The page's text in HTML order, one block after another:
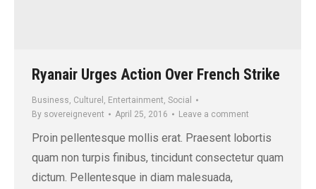
Ryanair Urges Action Over French Strike
Business, Culturel , Entertainment, Social
By sovereignevent April 25, 2016 Leave a comment
Proin pellentesque mollis erat. Praesent lobortis
quam non turpis finibus, tincidunt consectetur quam
dictum. Pellentesque in diam malesuada,